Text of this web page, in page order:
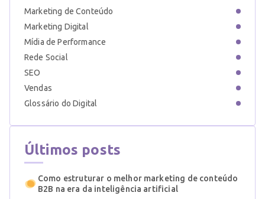
Marketing de Conteúdo
Marketing Digital
Mídia de Performance
Rede Social
SEO
Vendas
Glossário do Digital
Últimos posts
Como estruturar o melhor marketing de conteúdo
B2B na era da inteligência artificial